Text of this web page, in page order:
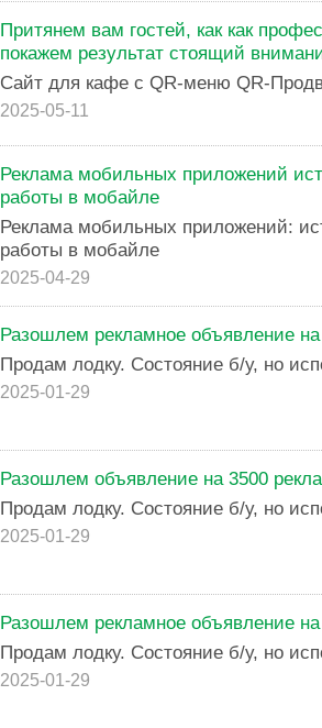
Притянем вам гостей, как как
покажем результат стоящий
Сайт для кафе с QR-меню QR-
2025-05-11
Реклама мобильных приложений
работы в мобайле
Реклама мобильных приложений:
работы в мобайле
2025-04-29
Разошлем рекламное объявление
Продам лодку. Состояние б/у, но
2025-01-29
Разошлем объявление на 3500
Продам лодку. Состояние б/у, но
2025-01-29
Разошлем рекламное объявление
Продам лодку. Состояние б/у, но
2025-01-29